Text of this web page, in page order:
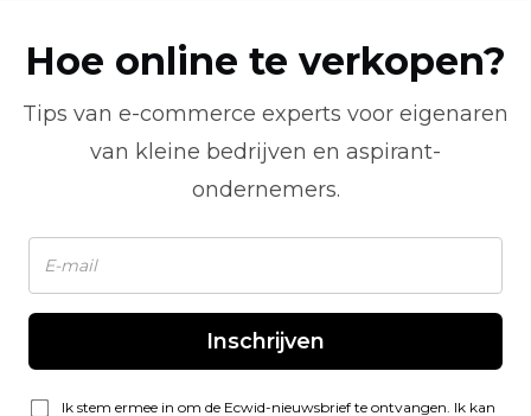
Hoe online te verkopen?
Tips van e-commerce experts voor eigenaren
van kleine bedrijven en aspirant-
ondernemers.
Inschrijven
Ik stem ermee in om de Ecwid-nieuwsbrief te ontvangen. Ik kan